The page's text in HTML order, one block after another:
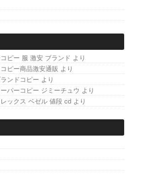
ピー 服 激安 ブランド より
ピー商品激安通販 より
ンドコピー より
パーコピー ジミーチュウ より
ックス ベゼル 値段 cd より